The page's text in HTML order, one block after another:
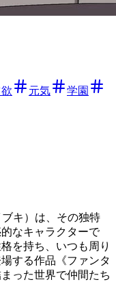
元気
学園
キ）は、その独特
なキャラクターで
を持ち、いつも周り
する作品《ファンタ
った世界で仲間たち